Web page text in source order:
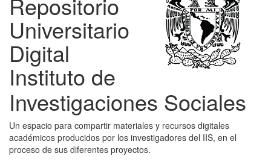
Universitario
Digital
Instituto de
Investigaciones Sociales
Un espacio para compartir materiales y recursos digitales
académicos producidos por los investigadores del IIS, en el
proceso de sus diferentes proyectos.